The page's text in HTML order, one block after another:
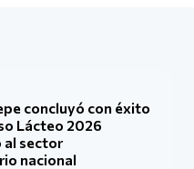
concluyó con éxito
Lácteo 2026
sector
nacional